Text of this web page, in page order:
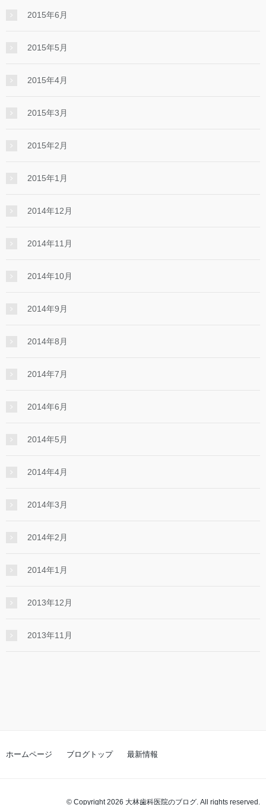
2015年6月
2015年5月
2015年4月
2015年3月
2015年2月
2015年1月
2014年12月
2014年11月
2014年10月
2014年9月
2014年8月
2014年7月
2014年6月
2014年5月
2014年4月
2014年3月
2014年2月
2014年1月
2013年12月
2013年11月
ホームページ ブログトップ 最新情報
© Copyright 2026 大林歯科医院のブログ. All rights reserved.